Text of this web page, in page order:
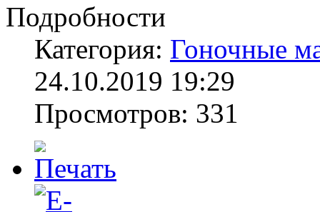
Подробности
Категория: Гоночные
24.10.2019 19:29
Просмотров: 331